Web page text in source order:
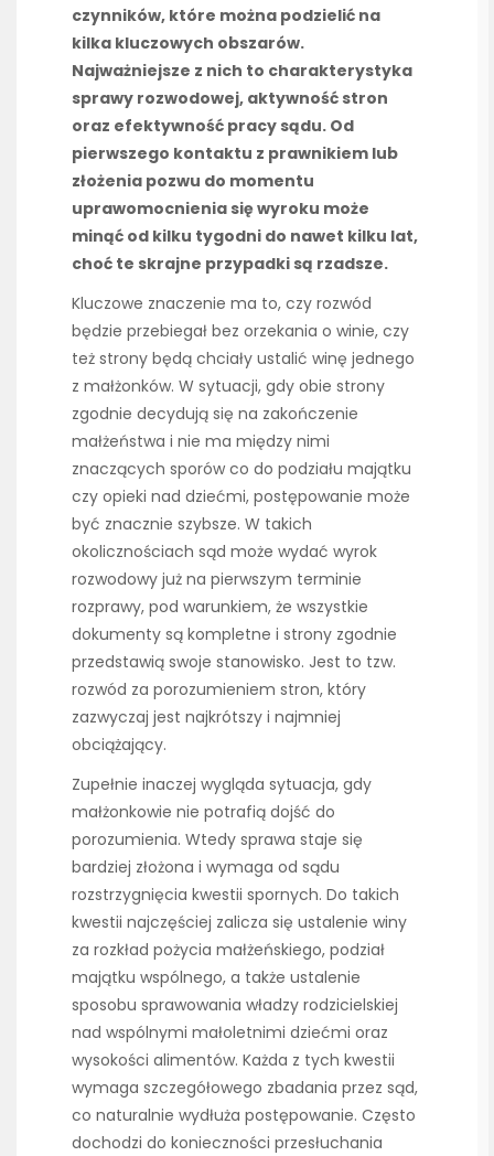
czynników, które można podzielić na
kilka kluczowych obszarów.
Najważniejsze z nich to charakterystyka
sprawy rozwodowej, aktywność stron
oraz efektywność pracy sądu. Od
pierwszego kontaktu z prawnikiem lub
złożenia pozwu do momentu
uprawomocnienia się wyroku może
minąć od kilku tygodni do nawet kilku lat,
choć te skrajne przypadki są rzadsze.
Kluczowe znaczenie ma to, czy rozwód
będzie przebiegał bez orzekania o winie, czy
też strony będą chciały ustalić winę jednego
z małżonków. W sytuacji, gdy obie strony
zgodnie decydują się na zakończenie
małżeństwa i nie ma między nimi
znaczących sporów co do podziału majątku
czy opieki nad dziećmi, postępowanie może
być znacznie szybsze. W takich
okolicznościach sąd może wydać wyrok
rozwodowy już na pierwszym terminie
rozprawy, pod warunkiem, że wszystkie
dokumenty są kompletne i strony zgodnie
przedstawią swoje stanowisko. Jest to tzw.
rozwód za porozumieniem stron, który
zazwyczaj jest najkrótszy i najmniej
obciążający.
Zupełnie inaczej wygląda sytuacja, gdy
małżonkowie nie potrafią dojść do
porozumienia. Wtedy sprawa staje się
bardziej złożona i wymaga od sądu
rozstrzygnięcia kwestii spornych. Do takich
kwestii najczęściej zalicza się ustalenie winy
za rozkład pożycia małżeńskiego, podział
majątku wspólnego, a także ustalenie
sposobu sprawowania władzy rodzicielskiej
nad wspólnymi małoletnimi dziećmi oraz
wysokości alimentów. Każda z tych kwestii
wymaga szczegółowego zbadania przez sąd,
co naturalnie wydłuża postępowanie. Często
dochodzi do konieczności przesłuchania